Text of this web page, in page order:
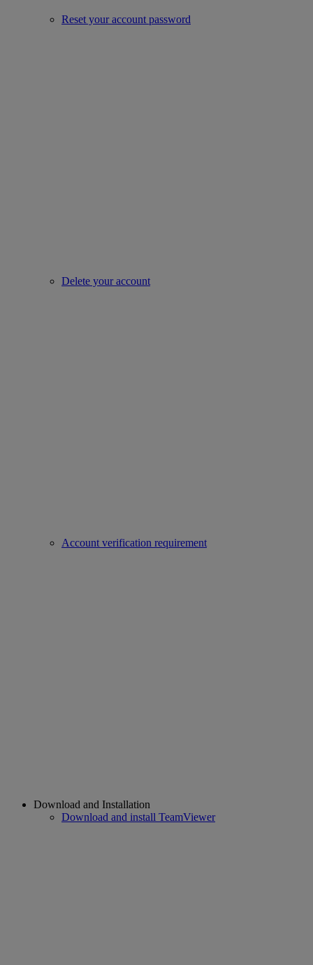
Reset your account password
Delete your account
Account verification requirement
Download and Installation
Download and install TeamViewer